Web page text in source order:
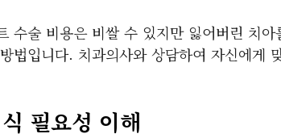
수술 비용은 비쌀 수 있지만 잃어버린 치
법입니다. 치과의사와 상담하여 자신에게
필요성 이해